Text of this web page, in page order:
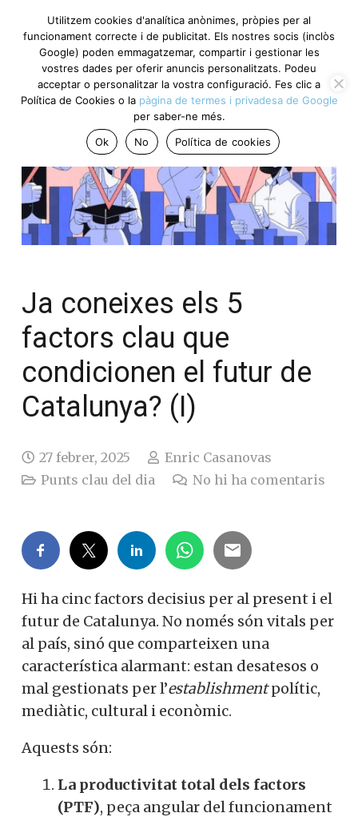
Ja coneixes els 5
factors clau que
condicionen el futur de
Catalunya? (I)
27 febrer, 2025
Enric Casanovas
Punts clau del dia
No hi ha comentaris
Hi ha cinc factors decisius per al present i el
futur de Catalunya. No només són vitals per
al país, sinó que comparteixen una
característica alarmant: estan desatesos o
mal gestionats per l’establishmentpolític,
mediàtic, cultural i econòmic.
Aquests són:
La productivitat total dels factors
(PTF), peça angular del funcionament
Utilitzem cookies d'analítica anònimes, pròpies per al
funcionament correcte i de publicitat. Els nostres socis (inclòs
Google) poden emmagatzemar, compartir i gestionar les
vostres dades per oferir anuncis personalitzats. Podeu
acceptar o personalitzar la vostra configuració. Fes clic a
Política de Cookies o la pàgina de termes i privadesa de Google
per saber-ne més.
Ok
No Política de cookies